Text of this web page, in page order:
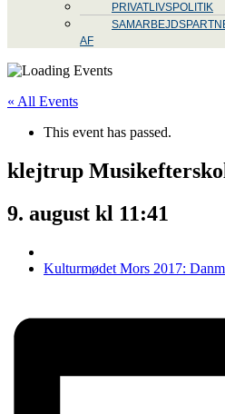
PRIVATLIVSPOLITIK
AF
« All Events
This event has passed.
klejtrup
9. august kl 11:41
Kulturmødet Mors 2017: